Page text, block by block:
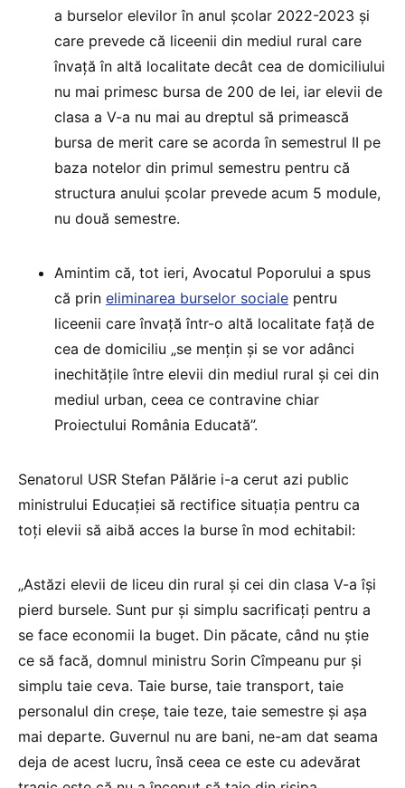
a burselor elevilor în anul școlar 2022-2023 și
care prevede că liceenii din mediul rural care
învață în altă localitate decât cea de domiciliului
nu mai primesc bursa de 200 de lei, iar elevii de
clasa a V-a nu mai au dreptul să primească
bursa de merit care se acorda în semestrul II pe
baza notelor din primul semestru pentru că
structura anului școlar prevede acum 5 module,
nu două semestre.
Amintim că, tot ieri, Avocatul Poporului a spus
că prin eliminarea burselor sociale pentru
liceenii care învață într-o altă localitate față de
cea de domiciliu „se mențin și se vor adânci
inechitățile între elevii din mediul rural și cei din
mediul urban, ceea ce contravine chiar
Proiectului România Educată”.
Senatorul USR Stefan Pălărie i-a cerut azi public
ministrului Educației să rectifice situația pentru ca
toți elevii să aibă acces la burse în mod echitabil:
„Astăzi elevii de liceu din rural și cei din clasa V-a își
pierd bursele. Sunt pur și simplu sacrificați pentru a
se face economii la buget. Din păcate, când nu știe
ce să facă, domnul ministru Sorin Cîmpeanu pur și
simplu taie ceva. Taie burse, taie transport, taie
personalul din creșe, taie teze, taie semestre și așa
mai departe. Guvernul nu are bani, ne-am dat seama
deja de acest lucru, însă ceea ce este cu adevărat